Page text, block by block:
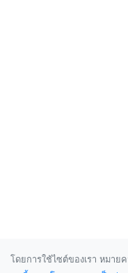
โดยการใช้ไซต์ของเรา หมาย